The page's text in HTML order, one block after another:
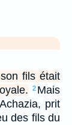
fils était
2 Mais
prit
des fils du